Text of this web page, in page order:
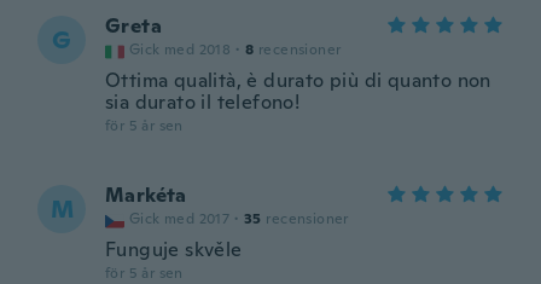
G Greta
Gick med 2018 · 8 recensioner
Ottima qualità, è durato più di quanto non
sia durato il telefono!
för 5 år sen
M Markéta
Gick med 2017 · 35 recensioner
Funguje skvěle
för 5 år sen